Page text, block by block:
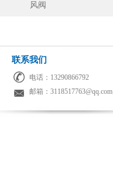
风阀
联系我们
电话：13290866792
邮箱：3118517763@qq.com